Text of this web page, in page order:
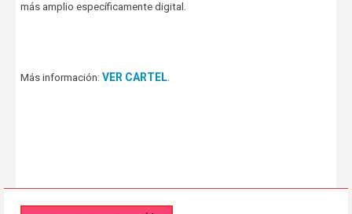
más amplio específicamente digital.
Más información: VER CARTEL.